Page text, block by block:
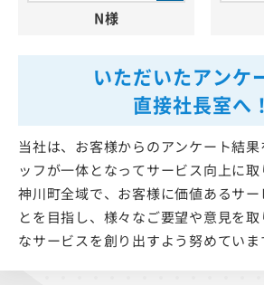
いただいたアンケ
直接社長室へ！
当社は、お客様からのアンケート結
ッフが一体となってサービス向上に取
神川町全域で、お客様に価値あるサ
とを目指し、様々なご要望や意見を
なサービスを創り出すよう努めていま
N様